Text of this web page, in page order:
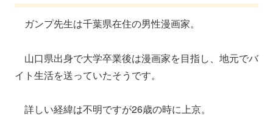
ガンプ先生は千葉県在住の男性漫画家。
山口県出身で大学卒業後は漫画家を目指し、地元でバ
イト生活を送っていたそうです。
詳しい経緯は不明ですが26歳の時に上京。